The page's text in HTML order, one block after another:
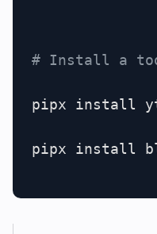
# Install a
pipx install
pipx install